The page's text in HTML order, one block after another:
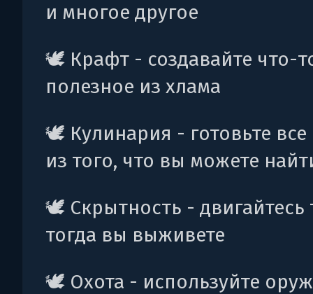
и многое другое
🕊️ Крафт - создавайте что-
полезное из хлама
🕊️ Кулинария - готовьте
из того, что вы можете
🕊️ Скрытность - двигайтесь
тогда вы выживете
🕊️ Охота - используйте